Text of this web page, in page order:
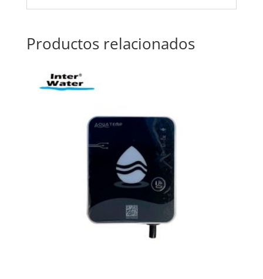
Productos relacionados